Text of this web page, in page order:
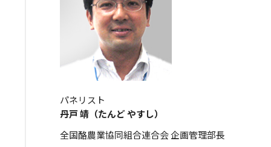
パネリスト
丹戸 靖（たんど やすし）
全国酪農業協同組合連合会 企画管理部長